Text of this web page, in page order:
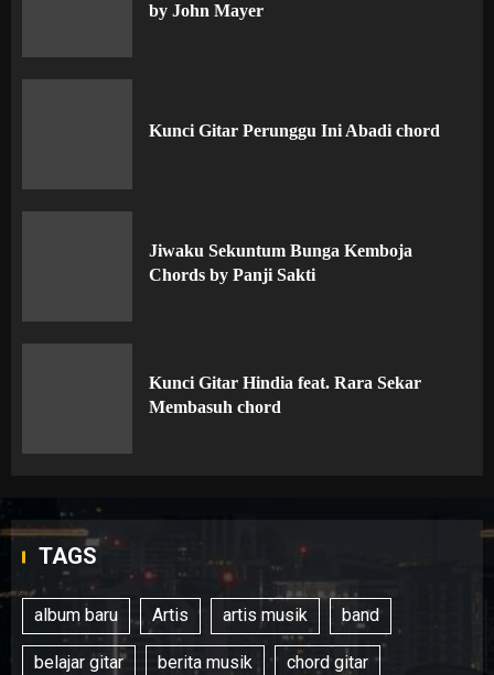
by John Mayer
Kunci Gitar Perunggu Ini Abadi chord
Jiwaku Sekuntum Bunga Kemboja
Chords by Panji Sakti
Kunci Gitar Hindia feat. Rara Sekar
Membasuh chord
TAGS
album baru Artis artis musik band
belajar gitar berita musik chord gitar